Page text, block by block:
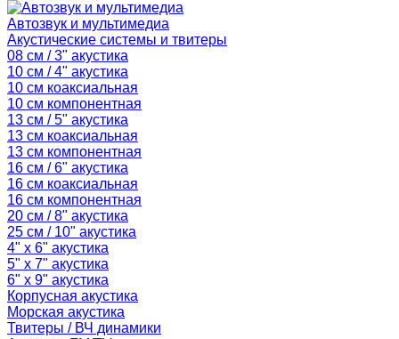
Автозвук и мультимедиа
Акустические системы и твитеры
08 см / 3" акустика
10 см / 4" акустика
10 см коаксиальная
10 см компонентная
13 см / 5" акустика
13 см коаксиальная
13 см компонентная
16 см / 6" акустика
16 см коаксиальная
16 см компонентная
20 см / 8" акустика
25 см / 10" акустика
4" x 6" акустика
5" x 7" акустика
6" x 9" акустика
Корпусная акустика
Морская акустика
Твитеры / ВЧ динамики